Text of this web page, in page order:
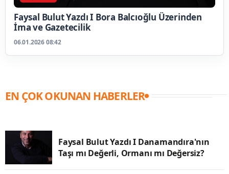
Faysal Bulut Yazdı I Bora Balcıoğlu Üzerinden
İma ve Gazetecilik
06.01.2026 08:42
EN ÇOK OKUNAN HABERLER
Faysal Bulut Yazdı I Danamandıra'nın
Taşı mı Değerli, Ormanı mı Değersiz?